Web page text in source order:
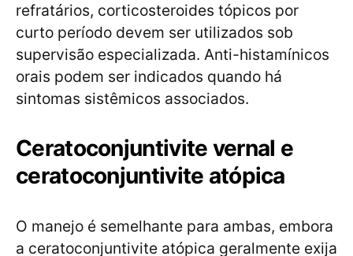
refratários, corticosteroides tópicos por
curto período devem ser utilizados sob
supervisão especializada. Anti-histamínicos
orais podem ser indicados quando há
sintomas sistêmicos associados.
Ceratoconjuntivite vernal e
ceratoconjuntivite atópica
O manejo é semelhante para ambas, embora
a ceratoconjuntivite atópica geralmente exija